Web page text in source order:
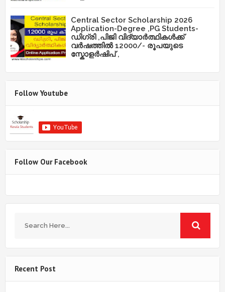
Central Sector Scholarship 2026
Application-Degree ,PG Students-
ഡിഗ്രി ,പിജി വിദ്യാർത്ഥികൾക്ക്
വർഷത്തിൽ 12000/- രൂപയുടെ
സ്കോളർഷിപ് ,
Follow Youtube
Follow Our Facebook
Recent Post